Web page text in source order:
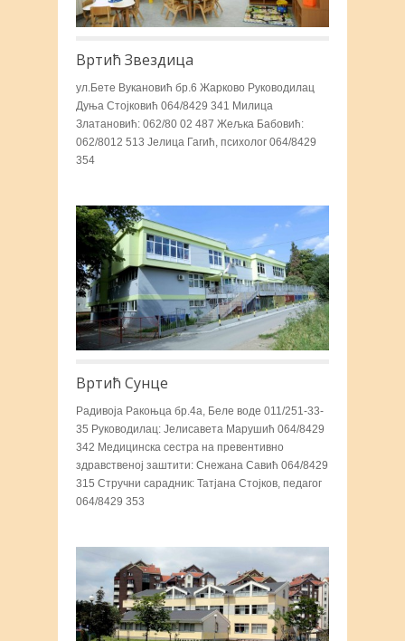
Вртић Звездица
ул.Бете Вукановић бр.6 Жарково Руководилац
Дуња Стојковић 064/8429 341 Милица
Златановић: 062/80 02 487 Жељка Бабовић:
062/8012 513 Јелица Гагић, психолог 064/8429
354
Вртић Сунце
Радивоја Ракоњца бр.4а, Беле воде 011/251-33-
35 Руководилац: Јелисавета Марушић 064/8429
342 Медицинска сестра на превентивно
здравственој заштити: Снежана Савић 064/8429
315 Стручни сарадник: Татјана Стојков, педагог
064/8429 353